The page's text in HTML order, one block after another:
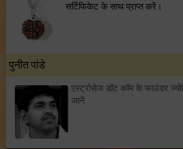
सर्टिफिकेट के साथ प्राप्त करें।
पुनीत पांडे
एस्ट्रोसेज डॉट कॉम के फाउंडर
जानें